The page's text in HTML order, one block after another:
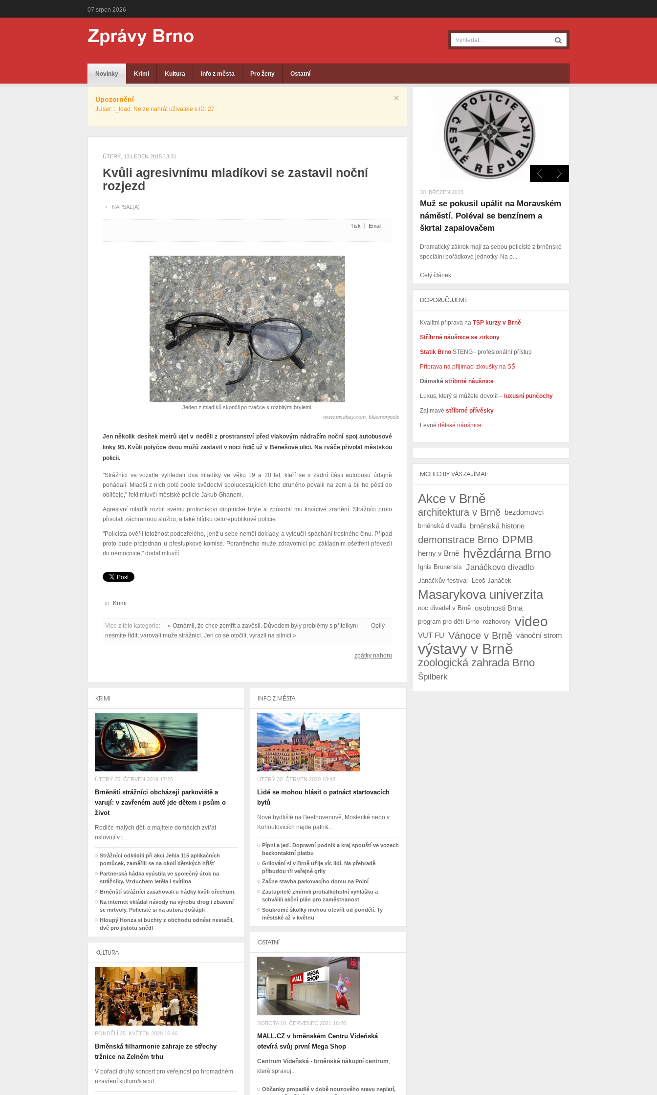
07 srpen 2026
Novinky Krimi Kultura Info z města Pro ženy Ostatní
×
Upozornění
JUser: :_load: Nelze nahrát uživatele s ID: 27
ÚTERÝ, 13 LEDEN 2015 13:31
Kvůli agresivnímu mladíkovi se zastavil noční
rozjezd
NAPSAL(A)
Tisk Email
Jeden z mladíků skončil po rvačce s rozbitými brýlemi.
www.pixabay.com, bluemonjools
Jen několik desítek metrů ujel v neděli z prostranství před vlakovým nádražím noční spoj autobusové
linky 95. Kvůli potyčce dvou mužů zastavil v noci řidičuž v Benešově ulici. Na rváče přivolal městskou
policii.
"Strážníci ve vozidle vyhledali dva mladíky ve věku 19 a 20 let, kteří se v zadní části autobusu údajně
pohádali. Mladší z nich poté podle svědectví spolucestujících toho druhého povalil na zem a bil ho pěstí do
obličeje," řekl mluvčí městské policie Jakub Ghanem.
Agresivní mladík rozbil svému protivníkovi dioptrické brýle a způsobil mu krvácivé zranění. Strážníci proto
přivolali záchrannou službu, a také hlídku celorepublikové policie.
"Policista ověřil totožnost podezřelého, jenž u sebe neměl doklady, a vyloučil spáchání trestného činu. Případ
proto bude projednán u přestupkové komise. Poraněného muže zdravotníci po základním ošetření převezli
do nemocnice," dodal mluvčí.
in Krimi
Více z této kategorie: « Oznámil, že chce zemřít a zavěsil. Důvodem byly problémy s přítelkyní
Opilý
nesmíte řídit, varovali muže strážnici. Jen co se otočili, vyrazil na silnici »
zpátky nahoru
KRIMI
ÚTERÝ 25. ČERVEN 2019 17:26
Brněnští strážníci obcházejí parkoviště a
varují: v zavřeném autě jde dětem i psům o
život
Rodiče malých dětí a majitele domácích zvířat
oslovují v t...
Strážníci odklidili při akci Jehla 115 aplikačních
pomůcek, zaměřili se na okolí dětských hřišť
Partnerská hádka vyústila ve společný útok na
strážníky. Vzduchem letěla i svítílna
Brněnští strážníci zasahovali u hádky kvůli ořechům.
Na internet vkládal návody na výrobu drog i zbavení
se mrtvoly. Policisté si na autora došlápli
Hloupý Honza si buchty z obchodu odnést nestačil,
dvě pro jistotu snědl
KULTURA
PONDĚLÍ 25. KVĚTEN 2020 16:46
Brněnská filharmonie zahraje ze střechy
tržnice na Zelném trhu
V pořadí druhý koncert pro veřejnost po hromadném
uzavření kulturn&iacut...
INFO Z MĚSTA
ÚTERÝ 30. ČERVEN 2020 18:48
Lidé se mohou hlásit o patnáct startovacích
bytů
Nové bydliště na Beethovenově, Mostecké nebo v
Kohoutovicích najde patn&...
Pípni a jeď. Dopravní podnik a kraj spouští ve vozech
bezkontaktní platbu
Grilování si v Brně užije víc lidí. Na přehradě
přibudou tři veřejné grily
Začne stavba parkovacího domu na Polní
Zastupitelé zmírnili protialkoholní vyhlášku a
schválili akční plán pro zaměstnanost
Soukromé školky mohou otevřít od pondělí. Ty
městské až v květnu
OSTATNÍ
SOBOTA 10. ČERVENEC 2021 16:20
MALL.CZ v brněnském Centru Vídeňská
otevírá svůj první Mega Shop
Centrum Vídeňská - brněnské nákupní centrum,
které spravuj...
Občanky propadlé v době nouzového stavu neplatí,
30. BŘEZEN 2015
Muž se pokusil upálit na Moravském
náměstí. Poléval se benzínem a
škrtal zapalovačem
Dramatický zákrok mají za sebou policisté z brněnské
speciální pořádkové jednotky. Na p...
Celý článek...
DOPORUČUJEME:
Kvalitní příprava na TSP kurzy v Brně
Stříbrné náušnice se zirkony
Statik Brno STENG - profesionální přístup
Příprava na přijímací zkoušky na SŠ
Dámské stříbrné náušnice
Luxus, který si můžete dovolit – luxusní punčochy
Zajímavé stříbrné přívěsky
Levné dětské náušnice
MOHLO BY VÁS ZAJÍMAT:
Akce v Brně
architektura v Brně bezdomovci
brněnská divadla brněnská historie
demonstrace Brno DPMB
herny v Brně hvězdárna Brno
Ignis Brunensis Janáčkovo divadlo
Janáčkův festival Leoš Janáček
Masarykova univerzita
noc divadel v Brně osobnosti Brna
program pro děti Brno rozhovory video
VUT FU Vánoce v Brně vánoční strom
výstavy v Brně
zoologická zahrada Brno
Špilberk